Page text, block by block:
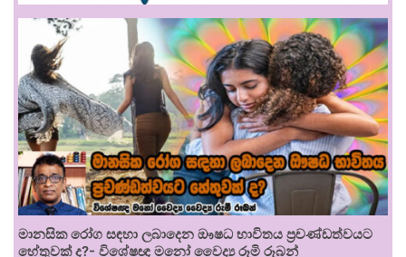
මානසික රෝග සඳහා ලබාදෙන ඖෂධ භාවිතය ප්‍රචණ්ඩත්වයට
හේතුවක් ද?- විශේෂඥ මනෝ වෛද්‍ය රූමි රූබන්